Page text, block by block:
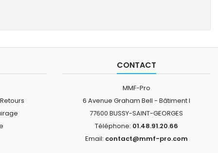
CONTACT
MMF-Pro
6 Avenue Graham Bell - Bâtiment I
77600 BUSSY-SAINT-GEORGES
Téléphone: 01.48.91.20.66
Email: contact@mmf-pro.com